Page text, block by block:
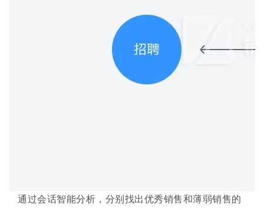
通过会话智能分析，分别找出优秀销售和薄弱销售的